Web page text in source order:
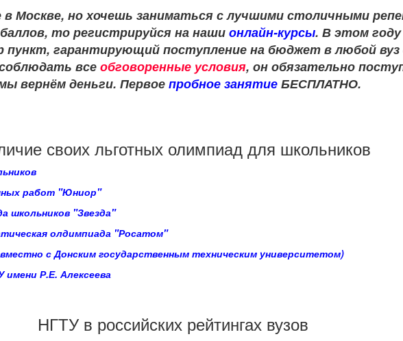
Москве, но хочешь заниматься с лучшими столичными
то регистрируйся на наши онлайн-курсы. В этом
пункт, гарантирующий поступление на бюджет в любой
все обговоренные условия, он обязательно
вернём деньги. Первое пробное занятие БЕСПЛАТНО.
своих льготных олимпиад для школьников
работ "Юниор"
школьников "Звезда"
олдимпиада "Росатом"
с Донским государственным техническим университетом)
Р.Е. Алексеева
НГТУ в российских рейтингах вузов